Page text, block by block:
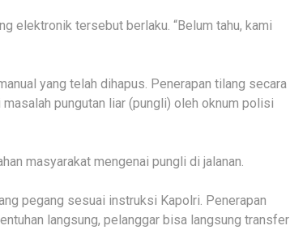
elektronik tersebut berlaku. “Belum tahu, kami
yang telah dihapus. Penerapan tilang secara
pungutan liar (pungli) oleh oknum polisi
masyarakat mengenai pungli di jalanan.
pegang sesuai instruksi Kapolri. Penerapan
langsung, pelanggar bisa langsung transfer